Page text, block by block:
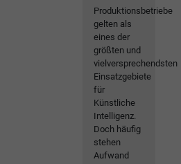
Produktionsbetriebe
gelten als
eines der
größten und
vielversprechendsten
Einsatzgebiete
für
Künstliche
Intelligenz.
Doch häufig
stehen
Aufwand